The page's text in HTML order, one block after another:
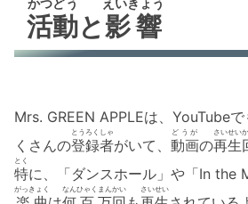
活動
かつどう
と影響
えいきょう
Mrs. GREEN APPLEは、YouTubeで
くさんの登録者
とうろくしゃ
がいて、 動画
どうが
の再生
さいせい
特
とく
に、「ダンスホール」や「In the
がっきょく なん ひゃく まん かい さいせい